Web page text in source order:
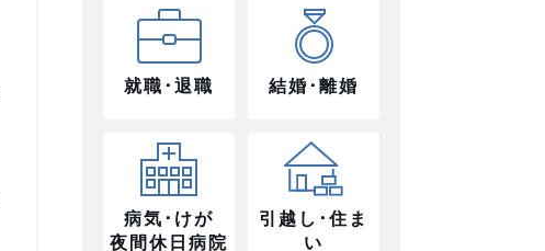
就職･退職 結婚･離婚
病気･けが
夜間休日病院
引越し･住ま
い